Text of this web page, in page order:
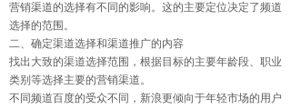
营销渠道的选择有不同的影响。这的主要定位决定了频道
选择的范围。
二、确定渠道选择和渠道推广的内容
找出大致的渠道选择范围，根据目标的主要年龄段、职业
类别等选择主要的营销渠道。
不同频道百度的受众不同，新浪更倾向于年轻市场的用户